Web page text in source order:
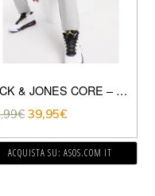
JACK & JONES CORE – PIUMINO CON CAPPUCCIO ROSSO
€ 39,95€
ACQUISTA SU: ASOS.COM IT